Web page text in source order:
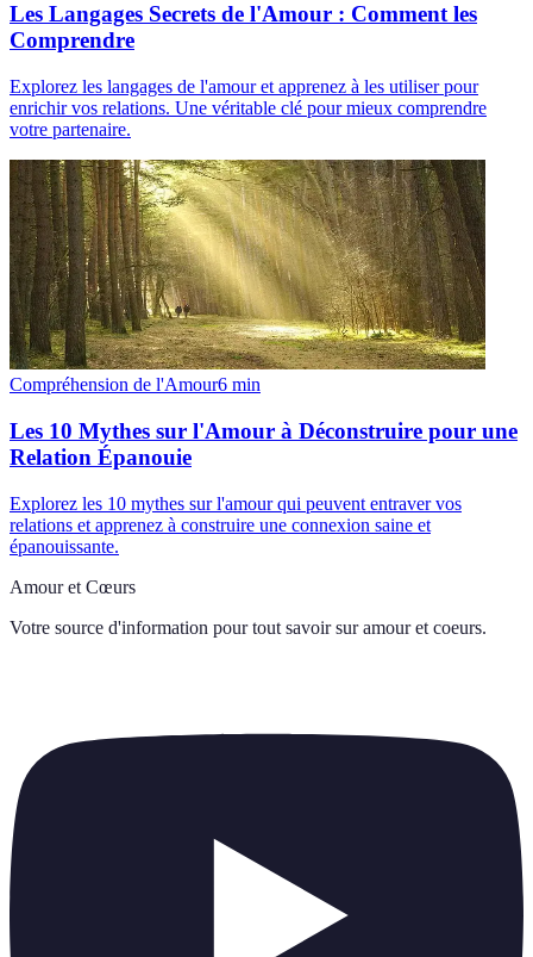
Les Langages Secrets de l'Amour : Comment les
Comprendre
Explorez les langages de l'amour et apprenez à les utiliser pour
enrichir vos relations. Une véritable clé pour mieux comprendre
votre partenaire.
Compréhension de l'Amour6 min
Les 10 Mythes sur l'Amour à Déconstruire pour une
Relation Épanouie
Explorez les 10 mythes sur l'amour qui peuvent entraver vos
relations et apprenez à construire une connexion saine et
épanouissante.
Amour et Cœurs
Votre source d'information pour tout savoir sur amour et coeurs.